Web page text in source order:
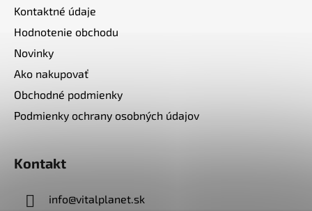
Kontaktné údaje
Hodnotenie obchodu
Novinky
Ako nakupovať
Obchodné podmienky
Podmienky ochrany osobných údajov
Kontakt
info@vitalplanet.sk